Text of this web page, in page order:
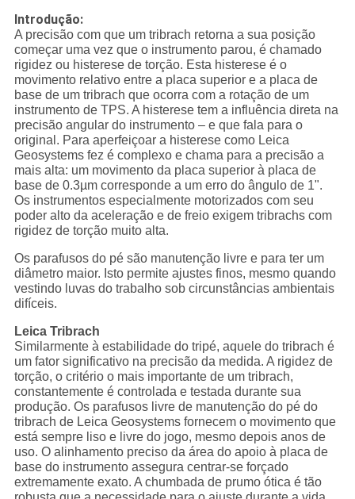
Introdução:
A precisão com que um tribrach retorna a sua posição
começar uma vez que o instrumento parou, é chamado
rigidez ou histerese de torção. Esta histerese é o
movimento relativo entre a placa superior e a placa de
base de um tribrach que ocorra com a rotação de um
instrumento de TPS. A histerese tem a influência direta na
precisão angular do instrumento – e que fala para o
original. Para aperfeiçoar a histerese como Leica
Geosystems fez é complexo e chama para a precisão a
mais alta: um movimento da placa superior à placa de
base de 0.3µm corresponde a um erro do ângulo de 1".
Os instrumentos especialmente motorizados com seu
poder alto da aceleração e de freio exigem tribrachs com
rigidez de torção muito alta.
Os parafusos do pé são manutenção livre e para ter um
diâmetro maior. Isto permite ajustes finos, mesmo quando
vestindo luvas do trabalho sob circunstâncias ambientais
difíceis.
Leica Tribrach
Similarmente à estabilidade do tripé, aquele do tribrach é
um fator significativo na precisão da medida. A rigidez de
torção, o critério o mais importante de um tribrach,
constantemente é controlada e testada durante sua
produção. Os parafusos livre de manutenção do pé do
tribrach de Leica Geosystems fornecem o movimento que
está sempre liso e livre do jogo, mesmo depois anos de
uso. O alinhamento preciso da área do apoio à placa de
base do instrumento assegura centrar-se forçado
extremamente exato. A chumbada de prumo ótica é tão